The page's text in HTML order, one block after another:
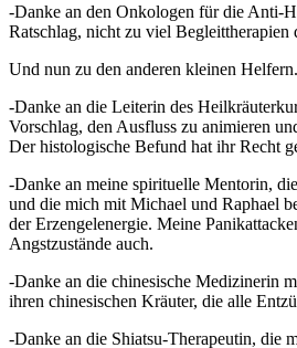
-Danke an den Onkologen für die Anti-
Ratschlag, nicht zu viel Begleittherapien
Und nun zu den anderen kleinen Helfern.
-Danke an die Leiterin des
Vorschlag, den Ausfluss zu animieren
Der histologische Befund hat ihr Recht
-Danke an meine spirituelle Mentorin,
und die mich mit Michael und Raphael
der Erzengelenergie. Meine
Angstzustände auch.
-Danke an die chinesische Medizinerin
ihren chinesischen Kräuter, die alle
-Danke an die Shiatsu-Therapeutin, die